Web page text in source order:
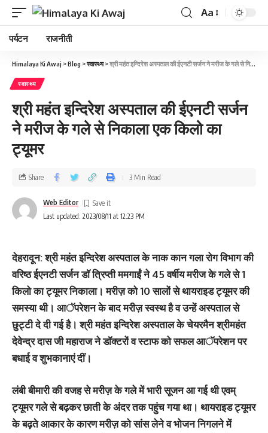
Aa
पर्यटन राजनीती
Himalaya Ki Awaj >Blog >स्वास्थ्य>श्री महंत इन्दिरेश अस्पताल की ईएनटी सर्जन ने मरीज के गले से निकाला एक किलो का ट्यूमर
स्वास्थ्य
श्री महंत इन्दिरेश अस्पताल की ईएनटी सर्जन
ने मरीज के गले से निकाला एक किलो का
ट्यूमर
Last updated: 2023/08/11 at 12:23 PM
Web Editor
Share 3 Min Read
देहरादून: श्री महंत इन्दिरेश अस्पताल के नाक कान गला रोग विभाग की
वरिष्ठ ईएनटी सर्जन डाॅ त्रिप्ती ममगाईं ने 45 वर्षीय मरीज के गले से 1
किलो का ट्यूमर निकाला। मरीज़ को 10 सालों से थायराइड ट्यूमर की
समस्या थी। आॅपरेशन के बाद मरीज़ स्वस्थ है व उन्हें अस्पताल से
छुट्टी दे दी गई है। श्री महंत इन्दिरेश अस्पताल के चेयरमैन श्रीमहंत
देवेन्द्र दास जी महाराज ने डाॅक्टरों व स्टाफ को सफल आॅपरेशन पर
बधाई व शुभकानाएं दीं।
लंबी बीमारी की वजह से मरीज़ के गले में भारी सूजन आ गई थी एवम्
ट्यूमर गले से बढ़कर छाती के अंदर तक पहुंच गया था। थायराइड ट्यूमर
के बढ़ते आकार के कारण मरीज़ को सांस लेने व भोजन निगलने में